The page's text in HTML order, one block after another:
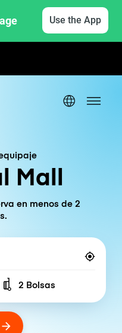
Use the App
Mall
en menos de 2
Number of bags
2 Bolsas